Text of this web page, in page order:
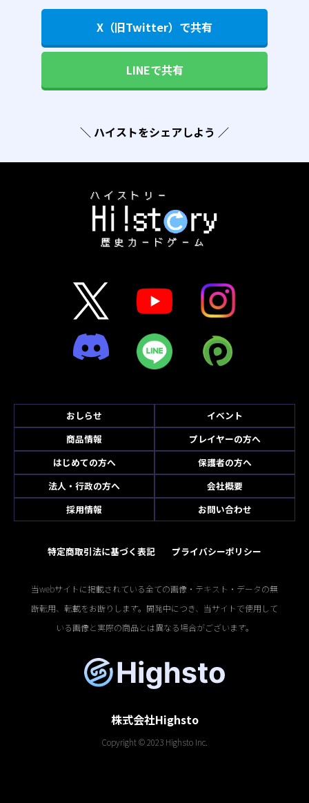
X（旧Twitter）で共有
LINEで共有
＼ ハイストをシェアしよう ／
おしらせ
イベント
商品情報
プレイヤーの方へ
はじめての方へ
保護者の方へ
法人・行政の方へ
会社概要
採用情報
お問い合わせ
特定商取引法に基づく表記 プライバシーポリシー
当webサイトに掲載されている全ての画像・テキスト・データの無
断転用、転載をお断りします。開発中につき、当サイトで使用して
いる画像と実際の商品とは異なる場合がございます。
株式会社Highsto
Copyright © 2023 Highsto Inc.